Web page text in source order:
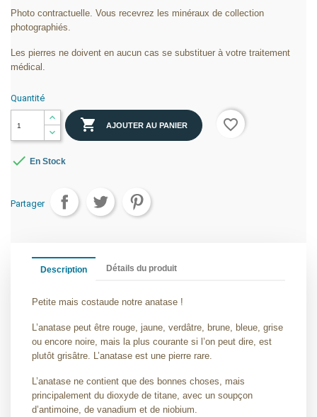
Photo contractuelle. Vous recevrez les minéraux de collection
photographiés.
Les pierres ne doivent en aucun cas se substituer à votre traitement
médical.
Quantité
 AJOUTER AU PANIER favorite_border
 En Stock
Partager
Description Détails du produit
Petite mais costaude notre anatase !
L’anatase peut être rouge, jaune, verdâtre, brune, bleue, grise
ou encore noire, mais la plus courante si l’on peut dire, est
plutôt grisâtre. L’anatase est une pierre rare.
L’anatase ne contient que des bonnes choses, mais
principalement du dioxyde de titane, avec un soupçon
d’antimoine, de vanadium et de niobium.